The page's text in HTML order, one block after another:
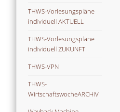
THWS-Vorlesungspläne
individuell AKTUELL
THWS-Vorlesungspläne
individuell ZUKUNFT
THWS-VPN
THWS-
WirtschaftswocheARCHIV